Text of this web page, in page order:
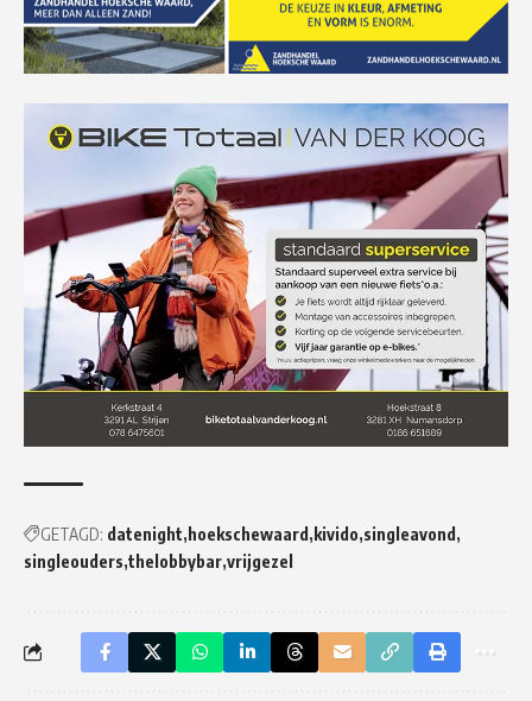
GETAGD: datenight hoekschewaard kivido singleavond
singleouders thelobbybar vrijgezel